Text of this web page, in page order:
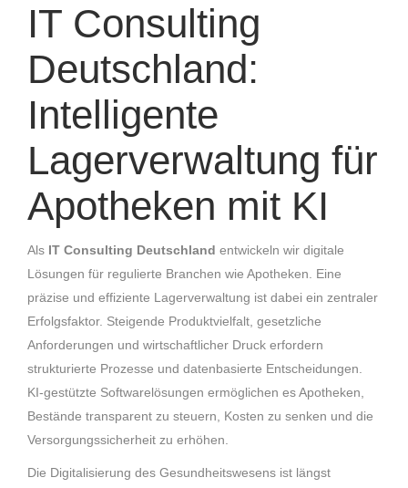
IT Consulting
Deutschland:
Intelligente
Lagerverwaltung für
Apotheken mit KI
Als IT Consulting Deutschland entwickeln wir digitale
Lösungen für regulierte Branchen wie Apotheken. Eine
präzise und effiziente Lagerverwaltung ist dabei ein zentraler
Erfolgsfaktor. Steigende Produktvielfalt, gesetzliche
Anforderungen und wirtschaftlicher Druck erfordern
strukturierte Prozesse und datenbasierte Entscheidungen.
KI-gestützte Softwarelösungen ermöglichen es Apotheken,
Bestände transparent zu steuern, Kosten zu senken und die
Versorgungssicherheit zu erhöhen.
Die Digitalisierung des Gesundheitswesens ist längst